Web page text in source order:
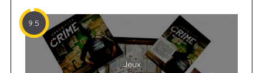
9.5
Jeux